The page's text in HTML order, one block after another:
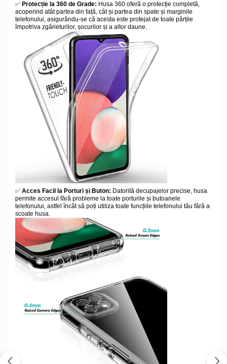
✅ Protecție la 360 de Grade: Husa 360 oferă o protecție completă,
acoperind atât partea din față, cât și partea din spate și marginile
telefonului, asigurându-se că acesta este protejat de toate părțile
împotriva zgârieturilor, șocurilor și a altor daune.
✅ Acces Facil la Porturi și Buton: Datorită decupajelor precise, husa
permite accesul fără probleme la toate porturile și butoanele
telefonului, astfel încât să poți utiliza toate funcțiile telefonului tău fără a
scoate husa.